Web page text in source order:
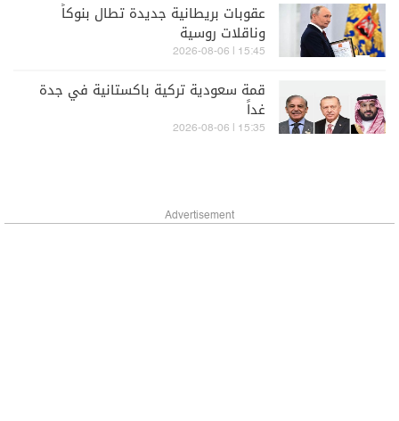
عقوبات بريطانية جديدة تطال بنوكاً
وناقلات روسية
15:45 | 2026-08-06
قمة سعودية تركية باكستانية في جدة
غداً
15:35 | 2026-08-06
Advertisement